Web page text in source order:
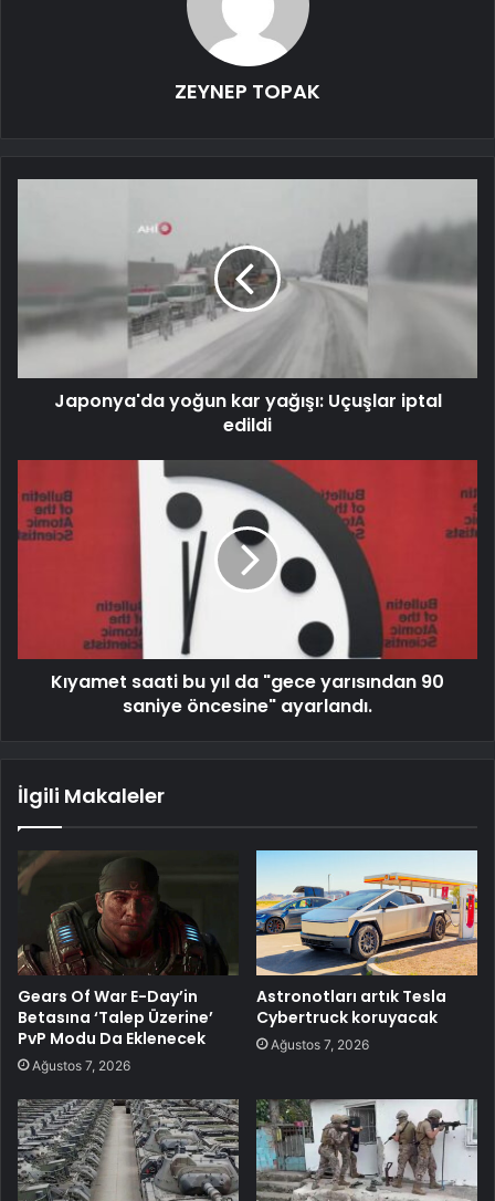
ZEYNEP TOPAK
Japonya'da yoğun kar yağışı: Uçuşlar iptal
edildi
Kıyamet saati bu yıl da "gece yarısından 90
saniye öncesine" ayarlandı.
İlgili Makaleler
Gears Of War E-Day’in
Betasına ‘Talep Üzerine’
PvP Modu Da Eklenecek
Ağustos 7, 2026
Astronotları artık Tesla
Cybertruck koruyacak
Ağustos 7, 2026